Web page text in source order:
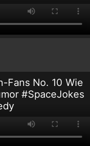
Fans No. 10 Wie
#SpaceJokes